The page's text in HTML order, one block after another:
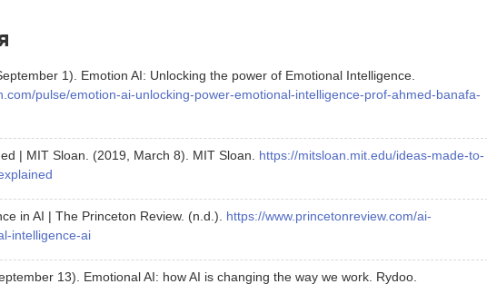
1). Emotion AI: Unlocking the power of Emotional Intelligence.
pulse/emotion-ai-unlocking-power-emotional-intelligence-prof-ahmed-banafa-
| MIT Sloan. (2019, March 8). MIT Sloan. https://mitsloan.mit.edu/ideas-made-to-
in AI | The Princeton Review. (n.d.). https://www.princetonreview.com/ai-
intelligence-ai
13). Emotional AI: how AI is changing the way we work. Rydoo.